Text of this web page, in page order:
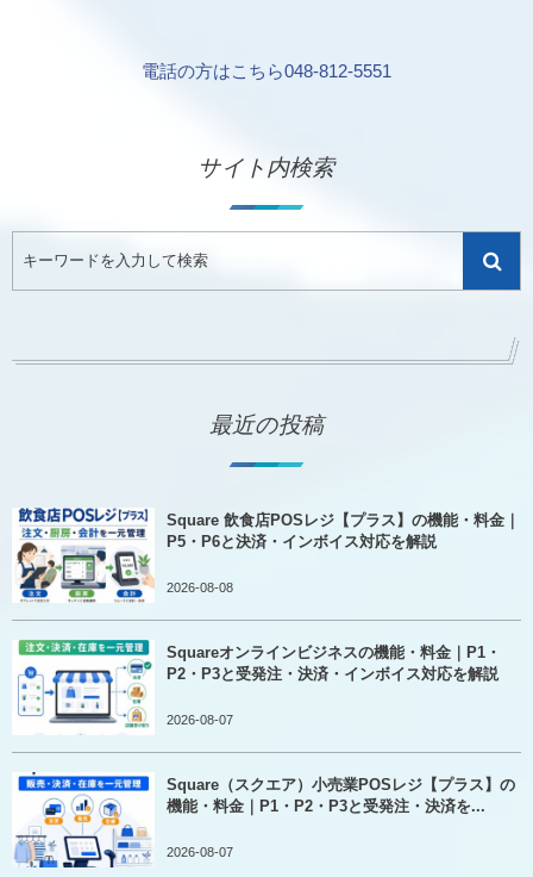
電話の方はこちら048-812-5551
サイト内検索
最近の投稿
Square 飲食店POSレジ【プラス】の機能・料金｜
P5・P6と決済・インボイス対応を解説
2026-08-08
Squareオンラインビジネスの機能・料金｜P1・
P2・P3と受発注・決済・インボイス対応を解説
2026-08-07
Square（スクエア）小売業POSレジ【プラス】の
機能・料金｜P1・P2・P3と受発注・決済を...
2026-08-07